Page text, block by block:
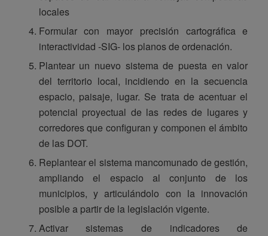
locales
Formular con mayor precisión cartográfica e
interactividad -SIG- los planos de ordenación.
Plantear un nuevo sistema de puesta en valor
del territorio local, incidiendo en la secuencia
espacio, paisaje, lugar. Se trata de acentuar el
potencial proyectual de las redes de lugares y
corredores que configuran y componen el ámbito
de las DOT.
Replantear el sistema mancomunado de gestión,
ampliando el espacio al conjunto de los
municipios, y articulándolo con la innovación
posible a partir de la legislación vigente.
Activar sistemas de indicadores de